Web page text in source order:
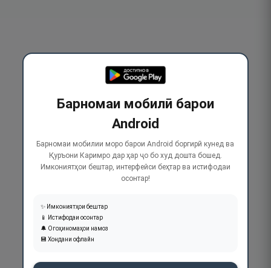
Барномаи мобилӣ барои
Android
Барномаи мобилии моро барои Android боргирӣ кунед ва
Қуръони Каримро дар ҳар ҷо бо худ дошта бошед.
Имкониятҳои бештар, интерфейси беҳтар ва истифодаи
осонтар!
✨ Имкониятҳои бештар
📱 Истифодаи осонтар
🔔 Огоҳиномаҳои намоз
💾 Хондани офлайн